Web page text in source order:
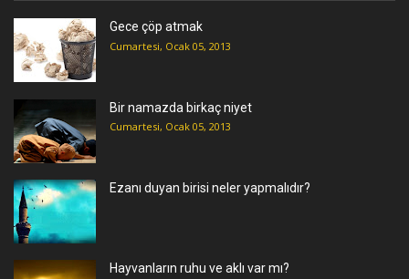
Gece çöp atmak
Cumartesi, Ocak 05, 2013
Bir namazda birkaç niyet
Cumartesi, Ocak 05, 2013
Ezanı duyan birisi neler yapmalıdır?
Hayvanların ruhu ve aklı var mı?